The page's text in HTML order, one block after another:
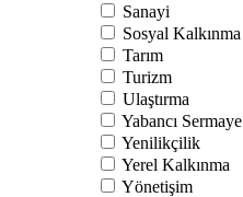
Sanayi
Sosyal Kalkınma
Tarım
Turizm
Ulaştırma
Yabancı Sermaye
Yenilikçilik
Yerel Kalkınma
Yönetişim